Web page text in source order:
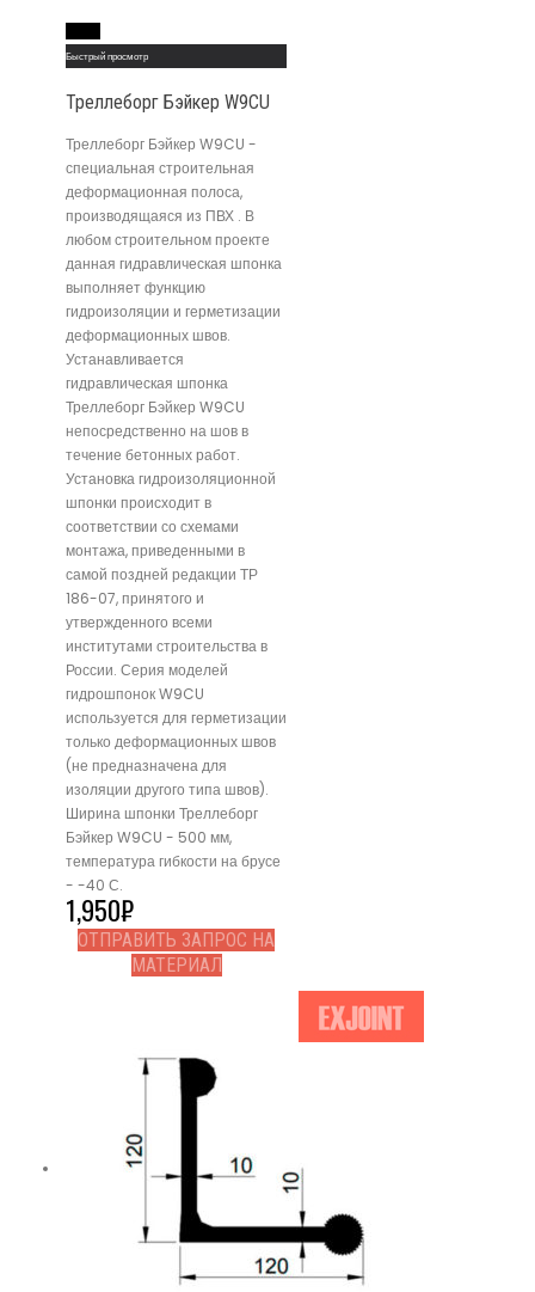
Быстрый просмотр
Треллеборг Бэйкер W9CU
Треллеборг Бэйкер W9CU -
специальная строительная
деформационная полоса,
производящаяся из ПВХ . В
любом строительном проекте
данная гидравлическая шпонка
выполняет функцию
гидроизоляции и герметизации
деформационных швов.
Устанавливается
гидравлическая шпонка
Треллеборг Бэйкер W9CU
непосредственно на шов в
течение бетонных работ.
Установка гидроизоляционной
шпонки происходит в
соответствии со схемами
монтажа, приведенными в
самой поздней редакции ТР
186-07, принятого и
утвержденного всеми
институтами строительства в
России. Серия моделей
гидрошпонок W9CU
используется для герметизации
только деформационных швов
(не предназначена для
изоляции другого типа швов).
Ширина шпонки Треллеборг
Бэйкер W9CU - 500 мм,
температура гибкости на брусе
- -40 С.
1,950₽
ОТПРАВИТЬ ЗАПРОС НА
МАТЕРИАЛ